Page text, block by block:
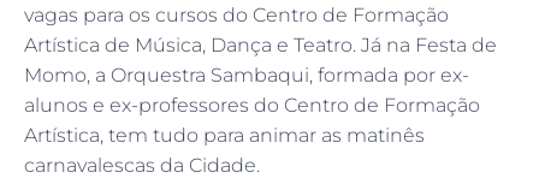
vagas para os cursos do Centro de Formação
Artística de Música, Dança e Teatro. Já na Festa de
Momo, a Orquestra Sambaqui, formada por ex-
alunos e ex-professores do Centro de Formação
Artística, tem tudo para animar as matinês
carnavalescas da Cidade.